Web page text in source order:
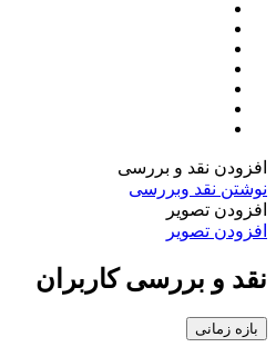
افزودن نقد و بررسی
نوشتن نقد وبررسی
افزودن تصویر
افزودن تصویر
نقد و بررسی کاربران
بازه زمانی